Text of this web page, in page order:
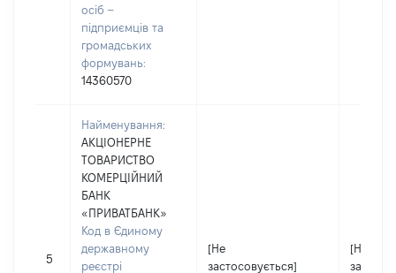
осіб –
підприємців та
громадських
формувань:
14360570
5
Найменування:
АКЦІОНЕРНЕ
ТОВАРИСТВО
КОМЕРЦІЙНИЙ
БАНК
«ПРИВАТБАНК»
Код в Єдиному
державному
реєстрі
[Не
застосовується]
[Не